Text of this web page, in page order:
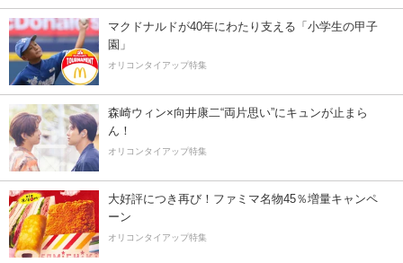
マクドナルドが40年にわたり支える「小学生の甲子
園」
オリコンタイアップ特集
森崎ウィン×向井康二“両片思い”にキュンが止まら
ん！
オリコンタイアップ特集
大好評につき再び！ファミマ名物45％増量キャンペ
ーン
オリコンタイアップ特集